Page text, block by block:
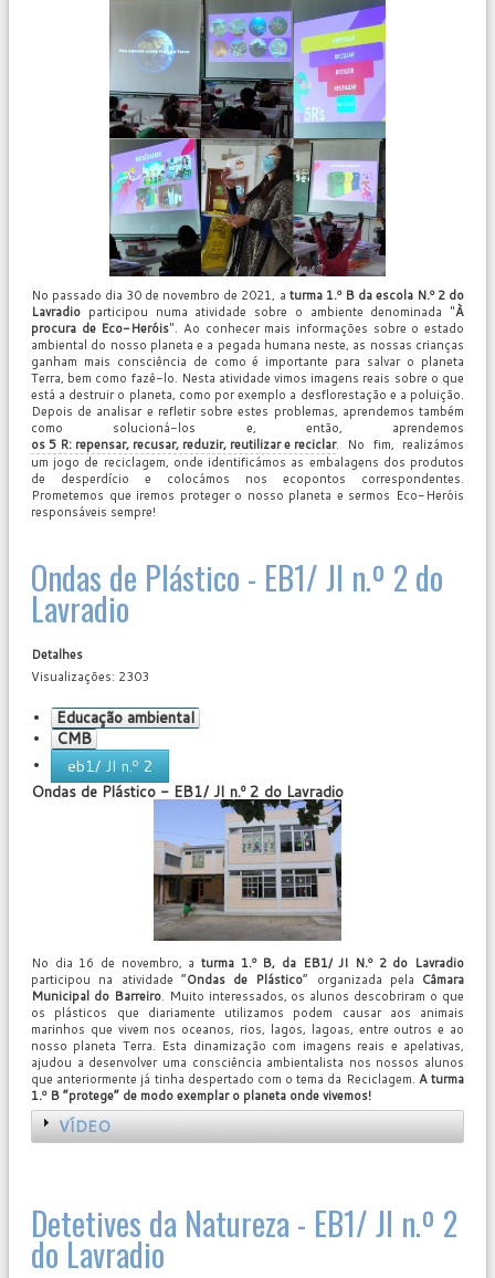
No passado dia 30 de novembro de 2021, a turma 1.º B da escola N.º 2 do
Lavradio participou numa atividade sobre o ambiente denominada "À
procura de Eco-Heróis". Ao conhecer mais informações sobre o estado
ambiental do nosso planeta e a pegada humana neste, as nossas crianças
ganham mais consciência de como é importante para salvar o planeta
Terra, bem como fazê-lo. Nesta atividade vimos imagens reais sobre o que
está a destruir o planeta, como por exemplo a desflorestação e a poluição.
Depois de analisar e refletir sobre estes problemas, aprendemos também
como solucioná-los e, então, aprendemos
os 5 R: repensar, recusar, reduzir, reutilizar e reciclar. No fim, realizámos
um jogo de reciclagem, onde identificámos as embalagens dos produtos
de desperdício e colocámos nos ecopontos correspondentes.
Prometemos que iremos proteger o nosso planeta e sermos Eco-Heróis
responsáveis sempre!
Ondas de Plástico - EB1/ JI n.º 2 do
Lavradio
Detalhes
Visualizações: 2303
Educação ambiental
CMB
eb1/ JI n.º 2
User
Ondas de Plástico - EB1/ JI n.º 2 do Lavradio
No dia 16 de novembro, a turma 1.º B, da EB1/ JI N.º 2 do Lavradio
participou na atividade “Ondas de Plástico” organizada pela Câmara
Municipal do Barreiro. Muito interessados, os alunos descobriram o que
os plásticos que diariamente utilizamos podem causar aos animais
marinhos que vivem nos oceanos, rios, lagos, lagoas, entre outros e ao
nosso planeta Terra. Esta dinamização com imagens reais e apelativas,
ajudou a desenvolver uma consciência ambientalista nos nossos alunos
que anteriormente já tinha despertado com o tema da Reciclagem. A turma
1.º B “protege” de modo exemplar o planeta onde vivemos!
VÍDEO
Detetives da Natureza - EB1/ JI n.º 2
do Lavradio